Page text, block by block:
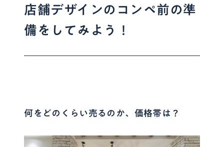
店舗デザインのコンペ前の準
備をしてみよう！
何をどのくらい売るのか、価格帯は？